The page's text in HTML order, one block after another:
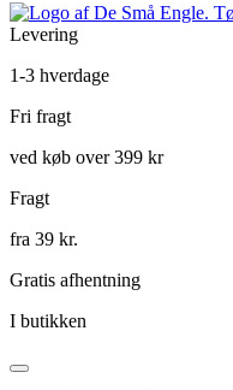
Levering
1-3 hverdage
Fri fragt
ved køb over 399 kr
Fragt
fra 39 kr.
Gratis afhentning
I butikken